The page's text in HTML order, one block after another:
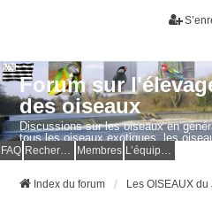
Forum sur
des oiseaux
Discussions sur les oiseaux en
tous les oiseaux exotiques, les
Questions, photos, expériences.
FAQ Membres
Index du forum